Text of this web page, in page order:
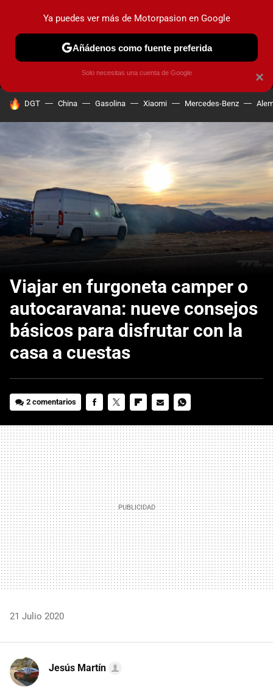
MENÚ NUEVO
COCHES ELÉCTRICOS OBSERVATORIO
HOY SE HABLA DE
DGT China Gasolina Xiaomi Mercedes-Benz
Viajar en furgoneta camper o
autocaravana: nueve consejos
básicos para disfrutar con la
casa a cuestas
2 comentarios
MAIL
21 Julio 2020
Jesús Martín
×
Ya puedes ver más de Motorpasion en Google
Añádenos como fuente preferida
Solo necesitas una cuenta de Google